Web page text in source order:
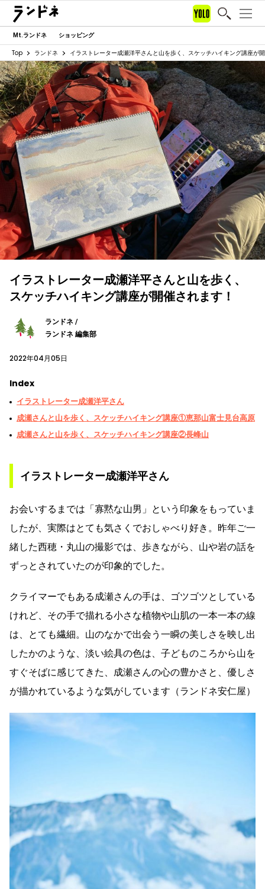
Mt.ランドネ ショッピング
Top ランドネ イラストレーター成瀬洋平さんと山を歩く、スケッチハイキング講座が
イラストレーター成瀬洋平さんと山を歩く、
スケッチハイキング講座が開催されます！
ランドネ /
ランドネ 編集部
2022年04月05日
Index
イラストレーター成瀬洋平さん
成瀬さんと山を歩く、スケッチハイキング講座①恵那山富士見台高原
成瀬さんと山を歩く、スケッチハイキング講座②長峰山
イラストレーター成瀬洋平さん
お会いするまでは「寡黙な山男」という印象をもっていま
したが、実際はとても気さくでおしゃべり好き。昨年ご一
緒した西穂・丸山の撮影では、歩きながら、山や岩の話を
ずっとされていたのが印象的でした。
クライマーでもある成瀬さんの手は、ゴツゴツとしている
けれど、その手で描れる小さな植物や山肌の一本一本の線
は、とても繊細。山のなかで出会う一瞬の美しさを映し出
したかのような、淡い絵具の色は、子どものころから山を
すぐそばに感じてきた、成瀬さんの心の豊かさと、優しさ
が描かれているような気がしています（ランドネ安仁屋）